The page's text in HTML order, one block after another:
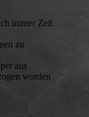
immer Zeit
zu
aus
worden